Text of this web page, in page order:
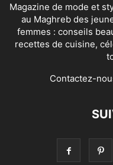
Magazine de mode et
au Maghreb des
femmes : conseils
recettes de cuisine,
Contactez-